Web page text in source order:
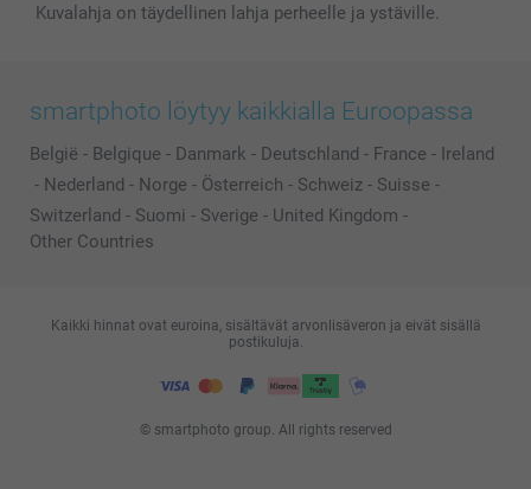
Kuvalahja on täydellinen lahja perheelle ja ystäville.
smartphoto löytyy kaikkialla Euroopassa
België - Belgique - Danmark - Deutschland - France - Ireland
- Nederland - Norge - Österreich - Schweiz - Suisse -
Switzerland - Suomi - Sverige - United Kingdom -
Other Countries
© smartphoto group. All rights reserved
Kaikki hinnat ovat euroina, sisältävät arvonlisäveron ja eivät sisällä
postikuluja.